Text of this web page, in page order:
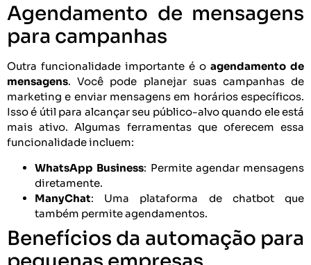
Agendamento de mensagens
para campanhas
Outra funcionalidade importante é o agendamento de
mensagens. Você pode planejar suas campanhas de
marketing e enviar mensagens em horários específicos.
Isso é útil para alcançar seu público-alvo quando ele está
mais ativo. Algumas ferramentas que oferecem essa
funcionalidade incluem:
WhatsApp Business: Permite agendar mensagens
diretamente.
ManyChat: Uma plataforma de chatbot que
também permite agendamentos.
Benefícios da automação para